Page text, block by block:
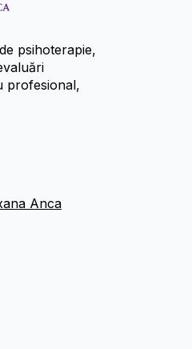
psihoterapie,
profesional,
Anca